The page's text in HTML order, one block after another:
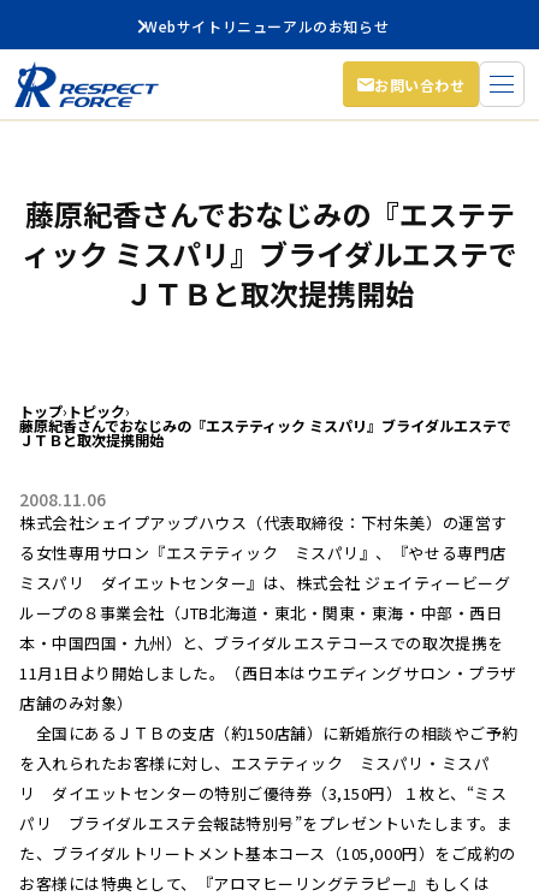
Webサイトリニューアルのお知らせ
お問い合わせ
藤原紀香さんでおなじみの『エステテ
ィック ミスパリ』ブライダルエステで
ＪＴＢと取次提携開始
トップ› トピック›
藤原紀香さんでおなじみの『エステティック ミスパリ』ブライダルエステで
ＪＴＢと取次提携開始
2008.11.06
株式会社シェイプアップハウス（代表取締役：下村朱美）の運営す
る女性専用サロン『エステティック ミスパリ』、『やせる専門店
ミスパリ ダイエットセンター』は、株式会社 ジェイティービーグ
ループの８事業会社（JTB北海道・東北・関東・東海・中部・西日
本・中国四国・九州）と、ブライダルエステコースでの取次提携を
11月1日より開始しました。（西日本はウエディングサロン・プラザ
店舗のみ対象）
全国にあるＪＴＢの支店（約150店舗）に新婚旅行の相談やご予約
を入れられたお客様に対し、エステティック ミスパリ・ミスパ
リ ダイエットセンターの特別ご優待券（3,150円）１枚と、“ミス
パリ ブライダルエステ会報誌特別号”をプレゼントいたします。ま
た、ブライダルトリートメント基本コース（105,000円）をご成約の
お客様には特典として、『アロマヒーリングテラピー』もしくは